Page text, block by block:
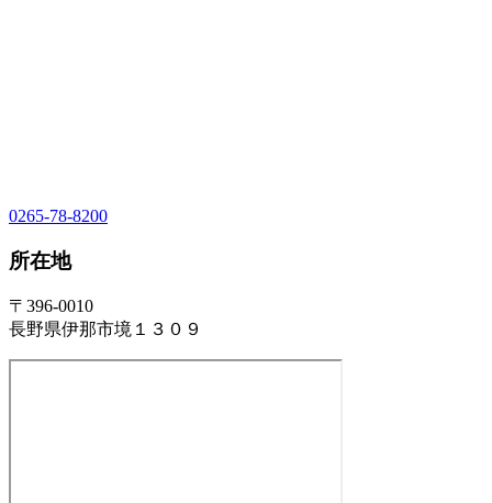
0265-78-8200
所在地
〒396-0010
長野県伊那市境１３０９